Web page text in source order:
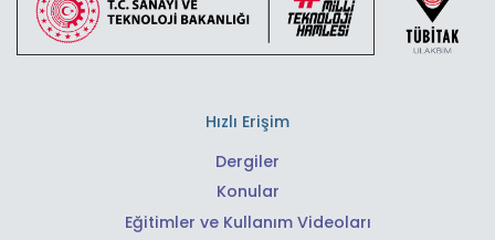
Hızlı Erişim
Dergiler
Konular
Eğitimler ve Kullanım Videoları